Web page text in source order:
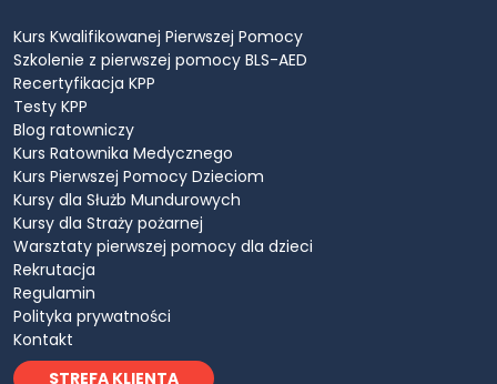
Kurs Kwalifikowanej Pierwszej Pomocy
Szkolenie z pierwszej pomocy BLS-AED
Recertyfikacja KPP
Testy KPP
Blog ratowniczy
Kurs Ratownika Medycznego
Kurs Pierwszej Pomocy Dzieciom
Kursy dla Służb Mundurowych
Kursy dla Straży pożarnej
Warsztaty pierwszej pomocy dla dzieci
Rekrutacja
Regulamin
Polityka prywatności
Kontakt
STREFA KLIENTA